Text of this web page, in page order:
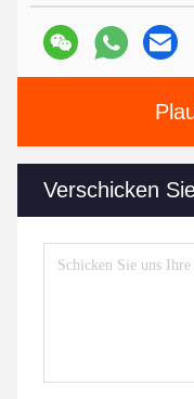
Verschicken